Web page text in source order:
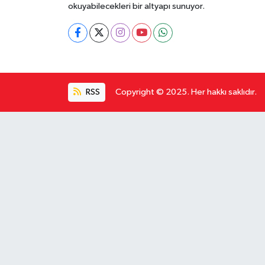
okuyabilecekleri bir altyapı sunuyor.
RSS Copyright © 2025. Her hakkı saklıdır.